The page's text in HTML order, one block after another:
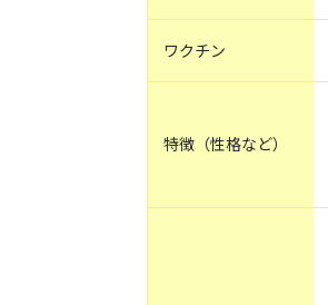
ワクチン
特徴（性格など）